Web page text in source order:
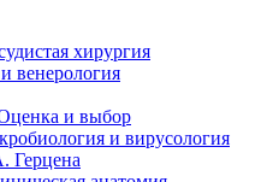
хирургия
венерология
и выбор
и вирусология
Герцена